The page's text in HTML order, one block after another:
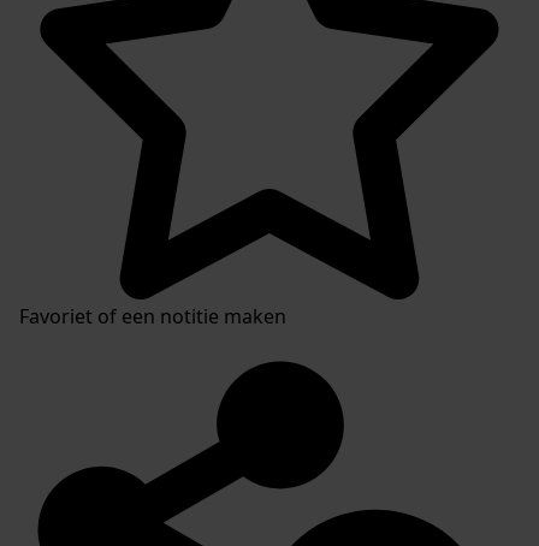
Favoriet of een notitie maken